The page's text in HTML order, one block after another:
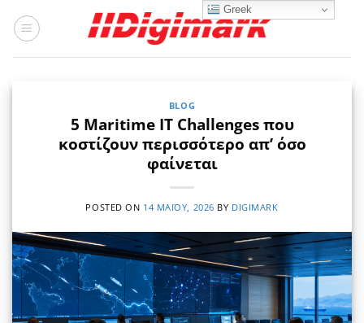
στο
BLOG
5 Maritime IT Challenges που
κοστίζουν περισσότερο απ’ όσο
φαίνεται
POSTED ON 14 ΜΑΪ́ΟΥ, 2026 BY DIGIMARK
Greek